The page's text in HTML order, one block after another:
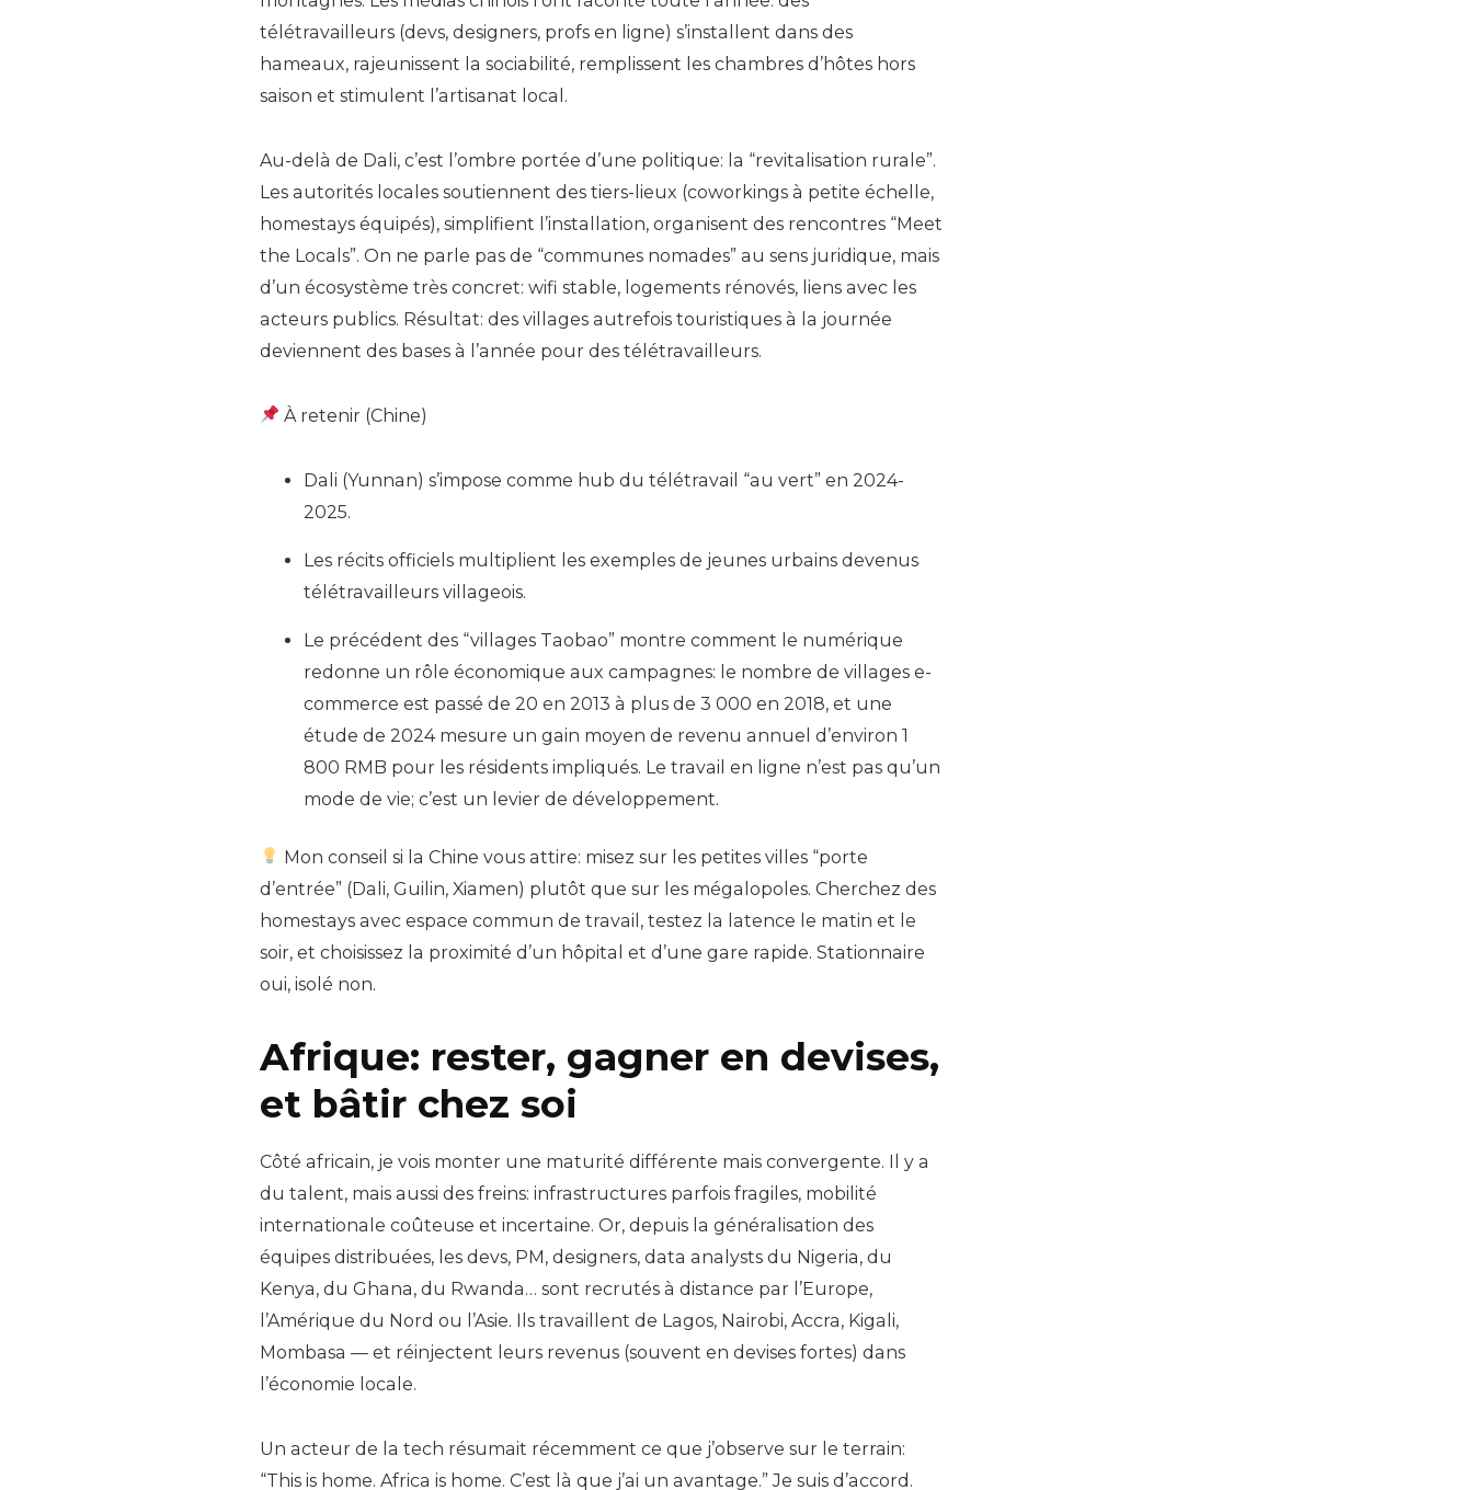
télétravailleurs (devs, designers, profs en ligne) s’installent dans des
hameaux, rajeunissent la sociabilité, remplissent les chambres d’hôtes hors
saison et stimulent l’artisanat local.
Au-delà de Dali, c’est l’ombre portée d’une politique: la “revitalisation rurale”.
Les autorités locales soutiennent des tiers-lieux (coworkings à petite échelle,
homestays équipés), simplifient l’installation, organisent des rencontres “Meet
the Locals”. On ne parle pas de “communes nomades” au sens juridique, mais
d’un écosystème très concret: wifi stable, logements rénovés, liens avec les
acteurs publics. Résultat: des villages autrefois touristiques à la journée
deviennent des bases à l’année pour des télétravailleurs.
À retenir (Chine)
Dali (Yunnan) s’impose comme hub du télétravail “au vert” en 2024-
2025.
Les récits officiels multiplient les exemples de jeunes urbains devenus
télétravailleurs villageois.
Le précédent des “villages Taobao” montre comment le numérique
redonne un rôle économique aux campagnes: le nombre de villages e-
commerce est passé de 20 en 2013 à plus de 3 000 en 2018, et une
étude de 2024 mesure un gain moyen de revenu annuel d’environ 1
800 RMB pour les résidents impliqués. Le travail en ligne n’est pas qu’un
mode de vie; c’est un levier de développement.
Mon conseil si la Chine vous attire: misez sur les petites villes “porte
d’entrée” (Dali, Guilin, Xiamen) plutôt que sur les mégalopoles. Cherchez des
homestays avec espace commun de travail, testez la latence le matin et le
soir, et choisissez la proximité d’un hôpital et d’une gare rapide. Stationnaire
oui, isolé non.
Afrique: rester, gagner en devises,
et bâtir chez soi
Côté africain, je vois monter une maturité différente mais convergente. Il y a
du talent, mais aussi des freins: infrastructures parfois fragiles, mobilité
internationale coûteuse et incertaine. Or, depuis la généralisation des
équipes distribuées, les devs, PM, designers, data analysts du Nigeria, du
Kenya, du Ghana, du Rwanda… sont recrutés à distance par l’Europe,
l’Amérique du Nord ou l’Asie. Ils travaillent de Lagos, Nairobi, Accra, Kigali,
Mombasa — et réinjectent leurs revenus (souvent en devises fortes) dans
l’économie locale.
Un acteur de la tech résumait récemment ce que j’observe sur le terrain:
“This is home. Africa is home. C’est là que j’ai un avantage.” Je suis d’accord.